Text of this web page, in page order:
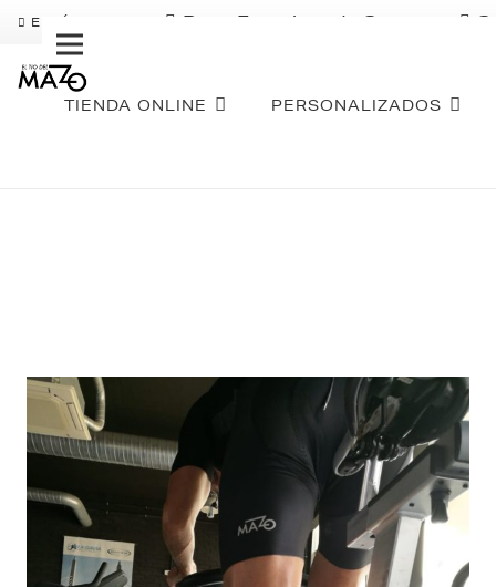
ENVÍO GRATIS Pago Fraccionado Sequra
TIENDA ONLINE PERSONALIZADOS